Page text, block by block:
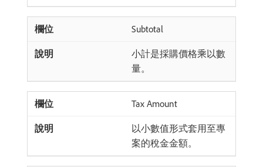
Subtotal
小計是採購價格乘以數
量。
Tax Amount
以小數值形式套用至專
案的稅金金額。